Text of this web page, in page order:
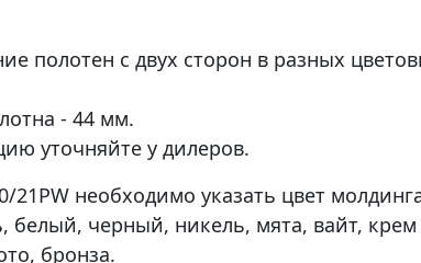
полотен с двух сторон в разных
- 44 мм.
уточняйте у дилеров.
21PW необходимо указать цвет
белый, черный, никель, мята, вайт, крем
бронза.